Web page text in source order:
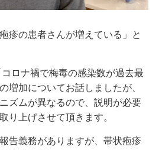
疹の患者さんが増えている」と
ロナ禍で梅毒の感染数が過去最
増加についてお話しましたが、
ズムが異なるので、説明が必要
り上げさせて頂きます。
告義務がありますが、帯状疱疹